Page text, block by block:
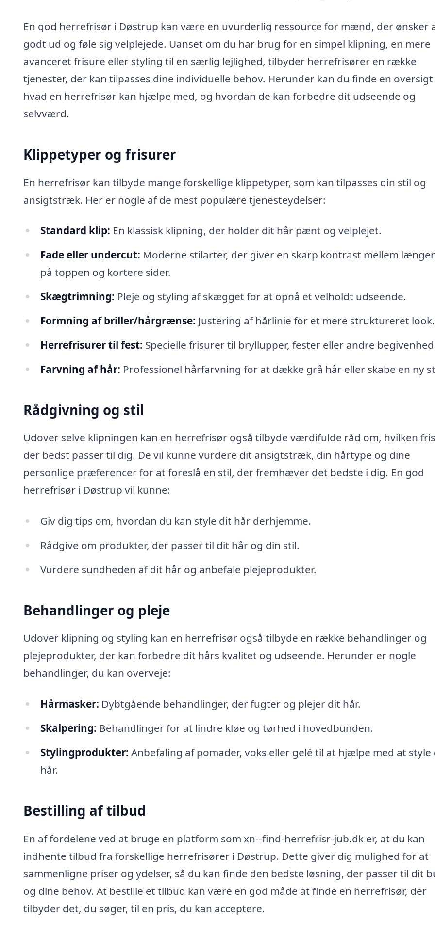
En god herrefrisør i Døstrup kan være en uvurderlig ressource for mænd, der ønsker
godt ud og føle sig velplejede. Uanset om du har brug for en simpel klipning, en mere
avanceret frisure eller styling til en særlig lejlighed, tilbyder herrefrisører en række
tjenester, der kan tilpasses dine individuelle behov. Herunder kan du finde en oversigt
hvad en herrefrisør kan hjælpe med, og hvordan de kan forbedre dit udseende og
selvværd.
Klippetyper og frisurer
En herrefrisør kan tilbyde mange forskellige klippetyper, som kan tilpasses din stil og
ansigtstræk. Her er nogle af de mest populære tjenesteydelser:
Standard klip: En klassisk klipning, der holder dit hår pænt og velplejet.
Fade eller undercut: Moderne stilarter, der giver en skarp kontrast mellem
på toppen og kortere sider.
Skægtrimning: Pleje og styling af skægget for at opnå et velholdt udseende.
Formning af briller/hårgrænse: Justering af hårlinie for et mere struktureret look.
Herrefrisurer til fest: Specielle frisurer til bryllupper, fester eller andre
Farvning af hår: Professionel hårfarvning for at dække grå hår eller skabe en ny
Rådgivning og stil
Udover selve klipningen kan en herrefrisør også tilbyde værdifulde råd om, hvilken
der bedst passer til dig. De vil kunne vurdere dit ansigtstræk, din hårtype og dine
personlige præferencer for at foreslå en stil, der fremhæver det bedste i dig. En god
herrefrisør i Døstrup vil kunne:
Giv dig tips om, hvordan du kan style dit hår derhjemme.
Rådgive om produkter, der passer til dit hår og din stil.
Vurdere sundheden af dit hår og anbefale plejeprodukter.
Behandlinger og pleje
Udover klipning og styling kan en herrefrisør også tilbyde en række behandlinger og
plejeprodukter, der kan forbedre dit hårs kvalitet og udseende. Herunder er nogle
behandlinger, du kan overveje:
Hårmasker: Dybtgående behandlinger, der fugter og plejer dit hår.
Skalpering: Behandlinger for at lindre kløe og tørhed i hovedbunden.
Stylingprodukter: Anbefaling af pomader, voks eller gelé til at hjælpe med at style
hår.
Bestilling af tilbud
En af fordelene ved at bruge en platform som xn--find-herrefrisr-jub.dk er, at du kan
indhente tilbud fra forskellige herrefrisører i Døstrup. Dette giver dig mulighed for at
sammenligne priser og ydelser, så du kan finde den bedste løsning, der passer til dit
og dine behov. At bestille et tilbud kan være en god måde at finde en herrefrisør, der
tilbyder det, du søger, til en pris, du kan acceptere.